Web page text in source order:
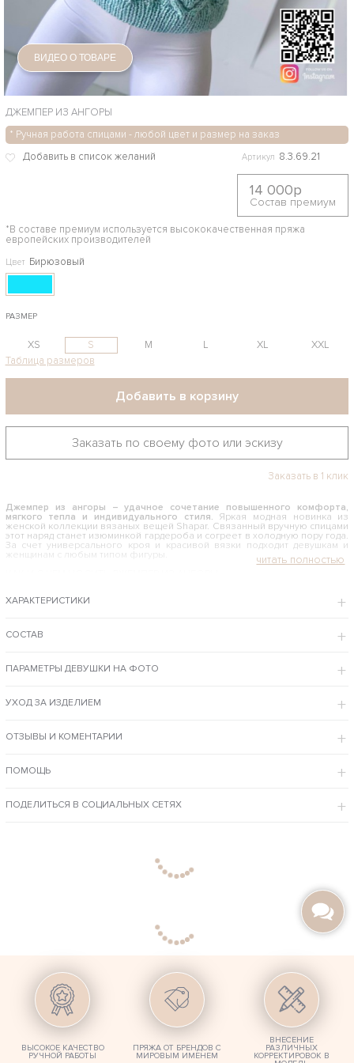
ВИДЕО О ТОВАРЕ
ДЖЕМПЕР ИЗ АНГОРЫ
* Ручная работа спицами - любой цвет и размер на заказ
Артикул 8.3.69.21
14 000р
Состав премиум
*В составе премиум используется высококачественная пряжа
европейских производителей
Цвет Бирюзовый
РАЗМЕР
XS S M L XL
XXL
Таблица размеров
Добавить в корзину
Заказать по своему фото или эскизу
Заказать в 1 клик
Джемпер из ангоры – удачное сочетание повышенного комфорта,
мягкого тепла и индивидуального стиля. Яркая модная новинка из
женской коллекции вязаных вещей Shapar. Связанный вручную спицами
этот наряд станет изюминкой гардероба и согреет в холодную пору года.
За счет универсального кроя и красивой вязки подходит девушкам и
женщинам с любым типом фигуры.
оригинальным узором косами позволяет сочетать свитер со многими
юбками. Объемные рукава придают образу особенного шика, а цвет
подчеркивает женственность. Свитер будет незаменим для прогулок,
столице и отправкой по РФ и за рубеж.
Изделие связано спицами вручную, с оригинальным фактурным
Высокий ворот-стойка хорошо согревает и защищает от ветра.
ХАРАКТЕРИСТИКИ
СОСТАВ
ПАРАМЕТРЫ ДЕВУШКИ НА ФОТО
УХОД ЗА ИЗДЕЛИЕМ
ОТЗЫВЫ И КОМЕНТАРИИ
ПОМОЩЬ
ПОДЕЛИТЬСЯ В СОЦИАЛЬНЫХ СЕТЯХ
ВЫСОКОЕ КАЧЕСТВО
РУЧНОЙ РАБОТЫ
ПРЯЖА ОТ БРЕНДОВ С
МИРОВЫМ ИМЕНЕМ
ВНЕСЕНИЕ
РАЗЛИЧНЫХ
КОРРЕКТИРОВОК В